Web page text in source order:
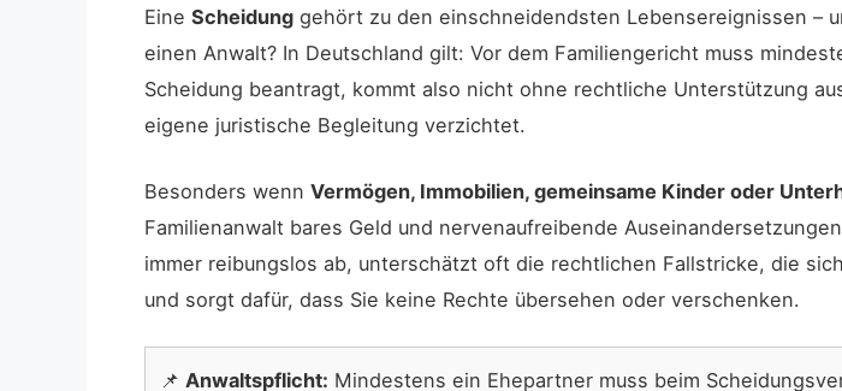
Eine Scheidung gehört zu den einschneidendsten Lebensereignissen –
einen Anwalt? In Deutschland gilt: Vor dem Familiengericht muss
Scheidung beantragt, kommt also nicht ohne rechtliche Unterstützung
eigene juristische Begleitung verzichtet.
Besonders wenn Vermögen, Immobilien, gemeinsame Kinder oder
Familienanwalt bares Geld und nervenaufreibende
immer reibungslos ab, unterschätzt oft die rechtlichen Fallstricke, die
und sorgt dafür, dass Sie keine Rechte übersehen oder verschenken.
📌 Anwaltspflicht: Mindestens ein Ehepartner muss beim